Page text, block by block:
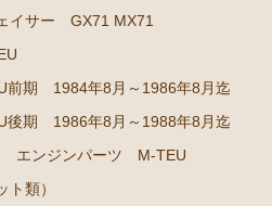
GS151 GS151H
TA45 TA46 TA47 RA40
サー GX71 MX71
前期 1984年8月～1986年8月迄
後期 1986年8月～1988年8月迄
エンジンパーツ M-TEU
類）